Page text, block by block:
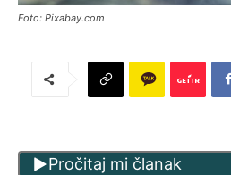
Foto: Pixabay.com
Pročitaj mi članak